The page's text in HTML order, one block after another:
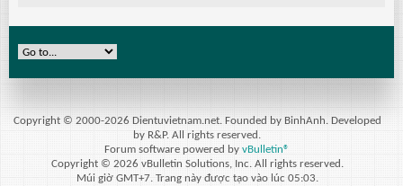
Copyright © 2000-2026 Dientuvietnam.net. Founded by BinhAnh. Developed
by R&P. All rights reserved.
Forum software powered by vBulletin®
Copyright © 2026 vBulletin Solutions, Inc. All rights reserved.
Múi giờ GMT+7. Trang này được tạo vào lúc 05:03.